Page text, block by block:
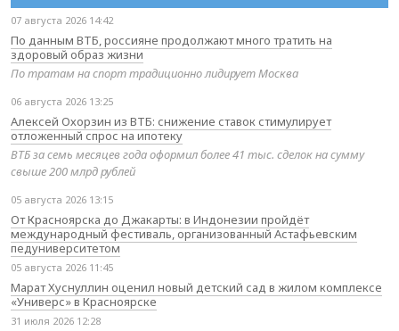
07 августа 2026 14:42
По данным ВТБ, россияне продолжают много тратить на
здоровый образ жизни
По тратам на спорт традиционно лидирует Москва
06 августа 2026 13:25
Алексей Охорзин из ВТБ: снижение ставок стимулирует
отложенный спрос на ипотеку
ВТБ за семь месяцев года оформил более 41 тыс. сделок на сумму
свыше 200 млрд рублей
05 августа 2026 13:15
От Красноярска до Джакарты: в Индонезии пройдёт
международный фестиваль, организованный Астафьевским
педуниверситетом
05 августа 2026 11:45
Марат Хуснуллин оценил новый детский сад в жилом комплексе
«Универс» в Красноярске
31 июля 2026 12:28